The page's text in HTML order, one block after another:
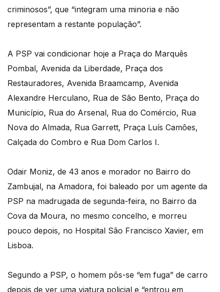
criminosos”, que “integram uma minoria e não
representam a restante população”.
A PSP vai condicionar hoje a Praça do Marquês
Pombal, Avenida da Liberdade, Praça dos
Restauradores, Avenida Braamcamp, Avenida
Alexandre Herculano, Rua de São Bento, Praça do
Município, Rua do Arsenal, Rua do Comércio, Rua
Nova do Almada, Rua Garrett, Praça Luís Camões,
Calçada do Combro e Rua Dom Carlos I.
Odair Moniz, de 43 anos e morador no Bairro do
Zambujal, na Amadora, foi baleado por um agente da
PSP na madrugada de segunda-feira, no Bairro da
Cova da Moura, no mesmo concelho, e morreu
pouco depois, no Hospital São Francisco Xavier, em
Lisboa.
Segundo a PSP, o homem pôs-se “em fuga” de carro
depois de ver uma viatura policial e “entrou em